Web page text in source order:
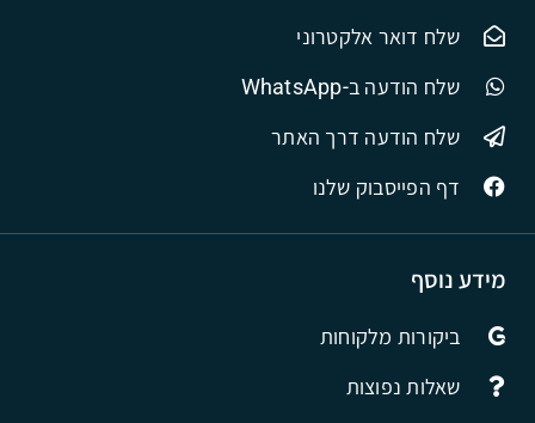
מידע נוסף
ביקורות מלקוחות
שאלות נפוצות
שלח דואר אלקטרוני
שלח הודעה ב-WhatsApp
שלח הודעה דרך האתר
דף הפייסבוק שלנו